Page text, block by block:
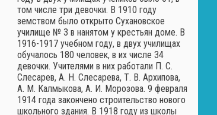
том числе три девочки. В 1910 году
земством было открыто Сухановское
училище № 3 в нанятом у крестьян доме. В
1916-1917 учебном году, в двух училищах
обучалось 180 человек, в их числе 34
девочки. Учителями в них работали П. С.
Слесарев, А. Н. Слесарева, Т. В. Архипова,
А. М. Калмыкова, А. И. Морозова. 9 февраля
1914 года закончено строительство нового
школьного здания. В 1918 году из школы